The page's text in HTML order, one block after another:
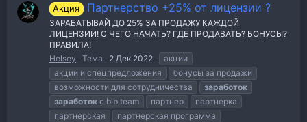
Акция Партнерство +25% от лицензии ?
ЗАРАБАТЫВАЙ ДО 25% ЗА ПРОДАЖУ КАЖДОЙ
ЛИЦЕНЗИИ! С ЧЕГО НАЧАТЬ? ГДЕ ПРОДАВАТЬ? БОНУСЫ?
ПРАВИЛА!
Helsey
Тема 2 Дек 2022
акции
акции и спецпредложения
бонусы за продажи
возможности для сотрудничества
заработок
заработок с blb team партнер
партнерка
партнерская
партнерская программа